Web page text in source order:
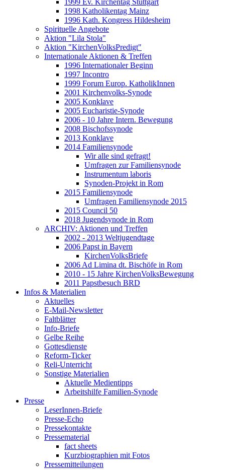
1999 Ev. Kirchentag Stuttgart
1998 Katholikentag Mainz
1996 Kath. Kongress Hildesheim
Spirituelle Angebote
Aktion "Lila Stola"
Aktion "KirchenVolksPredigt"
Internationale Aktionen & Treffen
1996 Internationaler Beginn
1997 Incontro
1999 Forum Europ. KatholikInnen
2001 Kirchenvolks-Synode
2005 Konklave
2005 Eucharistie-Synode
2006 - 10 Jahre Intern. Bewegung
2008 Bischofssynode
2013 Konklave
2014 Familiensynode
Wir alle sind gefragt!
Umfragen zur Familiensynode
Instrumentum laboris
Synoden-Projekt in Rom
2015 Familiensynode
Umfragen Familiensynode 2015
2015 Council 50
2018 Jugendsynode in Rom
ARCHIV: Aktionen und Treffen
2002 - 2013 Weltjugendtage
2006 Papst in Bayern
KirchenVolksBriefe
2006 Ad Limina dt. Bischöfe in Rom
2010 - 15 Jahre KirchenVolksBewegung
2011 Papstbesuch BRD
Infos & Materialien
Aktuelles
E-Mail-Newsletter
Faltblätter
Info-Briefe
Gelbe Reihe
Gottesdienste
Reform-Ticker
Reli-Unterricht
Sonstige Materialien
Aktuelle Medientipps
Arbeitshilfe Familien-Synode
Presse
LeserInnen-Briefe
Presse-Echo
Pressekontakte
Pressematerial
fact sheets
Kurzbiographien mit Fotos
Pressemitteilungen